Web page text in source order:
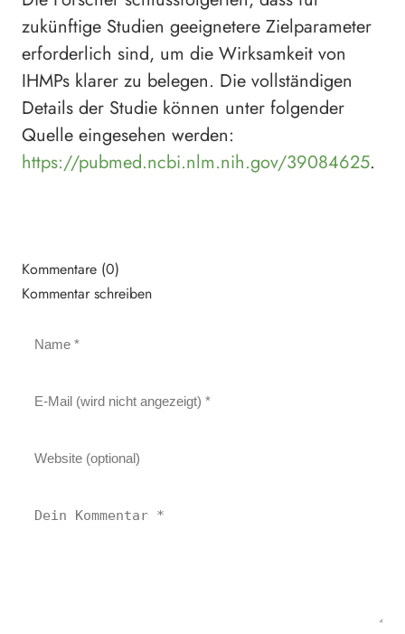
zukünftige Studien geeignetere Zielparameter
erforderlich sind, um die Wirksamkeit von
IHMPs klarer zu belegen. Die vollständigen
Details der Studie können unter folgender
Quelle eingesehen werden:
https://pubmed.ncbi.nlm.nih.gov/39084625.
Kommentare (0)
Kommentar schreiben